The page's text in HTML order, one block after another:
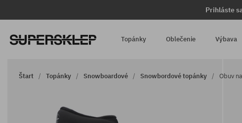
Prihláste
Topánky Oblečenie Výbava
Štart Topánky Snowboardové Snowbordové topánky Obuv